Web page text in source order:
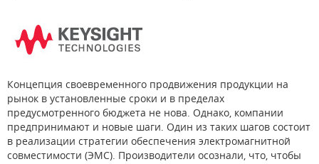
Концепция своевременного продвижения продукции на
рынок в установленные сроки и в пределах
предусмотренного бюджета не нова. Однако, компании
предпринимают и новые шаги. Один из таких шагов состоит
в реализации стратегии обеспечения электромагнитной
совместимости (ЭМС). Производители осознали, что, чтобы